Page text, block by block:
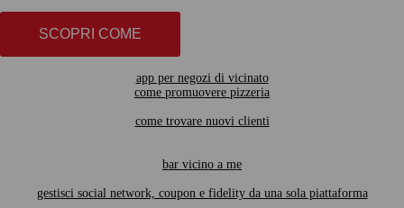
SCOPRI COME
app per negozi di vicinato
come promuovere pizzeria
come trovare nuovi clienti
bar vicino a me
gestisci social network, coupon e fidelity da una sola piattaforma